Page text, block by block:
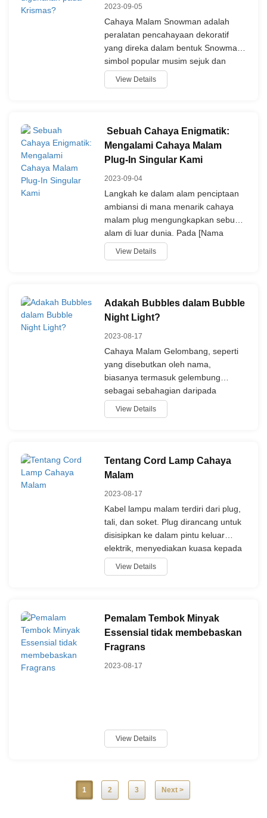
2023-09-05
Cahaya Malam Snowman adalah
peralatan pencahayaan dekoratif
yang direka dalam bentuk Snowman,
simbol popular musim sejuk dan
Krismas. Ia biasanya mengandungi
rancangan orang salji yang
mengeluarkan cahaya lembut,
tenang apabila dipecahkan.
View Details
​ Sebuah Cahaya Enigmatik:
Mengalami Cahaya Malam
Plug-In Singular Kami
2023-09-04
Langkah ke dalam alam penciptaan
ambiansi di mana menarik cahaya
malam plug mengungkapkan sebuah
alam di luar dunia. Pada [Nama
Syarikat and a], kami melepaskan
tapis lampu malam plug-in,
semasa melibatkan keselamatan dan
keajaiban. Fakta penting yang
membezakan cahaya kita adalah
bahan ABS, terlibat dalam dasar
mereka. Bahan ini tidak hanya
mengandungi kesiapan tetapi juga
menjadi simfoni keuntungan, mencair
kesiapan dengan tenang.
View Details
Adakah Bubbles dalam Bubble
Night Light?
2023-08-17
Cahaya Malam Gelombang, seperti
yang disebutkan oleh nama,
biasanya termasuk gelembung
sebagai sebahagian daripada
rancangan mereka.Cairan di dalam
bilik Cahaya Malam Gelombang
membantu mencipta gelembung.
View Details
Tentang Cord Lamp Cahaya
Malam
2023-08-17
Kabel lampu malam terdiri dari plug,
tali, dan soket. Plug dirancang untuk
disisipkan ke dalam pintu keluar
elektrik, menyediakan kuasa kepada
cahaya malam.
View Details
Pemalam Tembok Minyak
Essensial tidak membebaskan
Fragrans
2023-08-17
View Details
1 2 3 Next >